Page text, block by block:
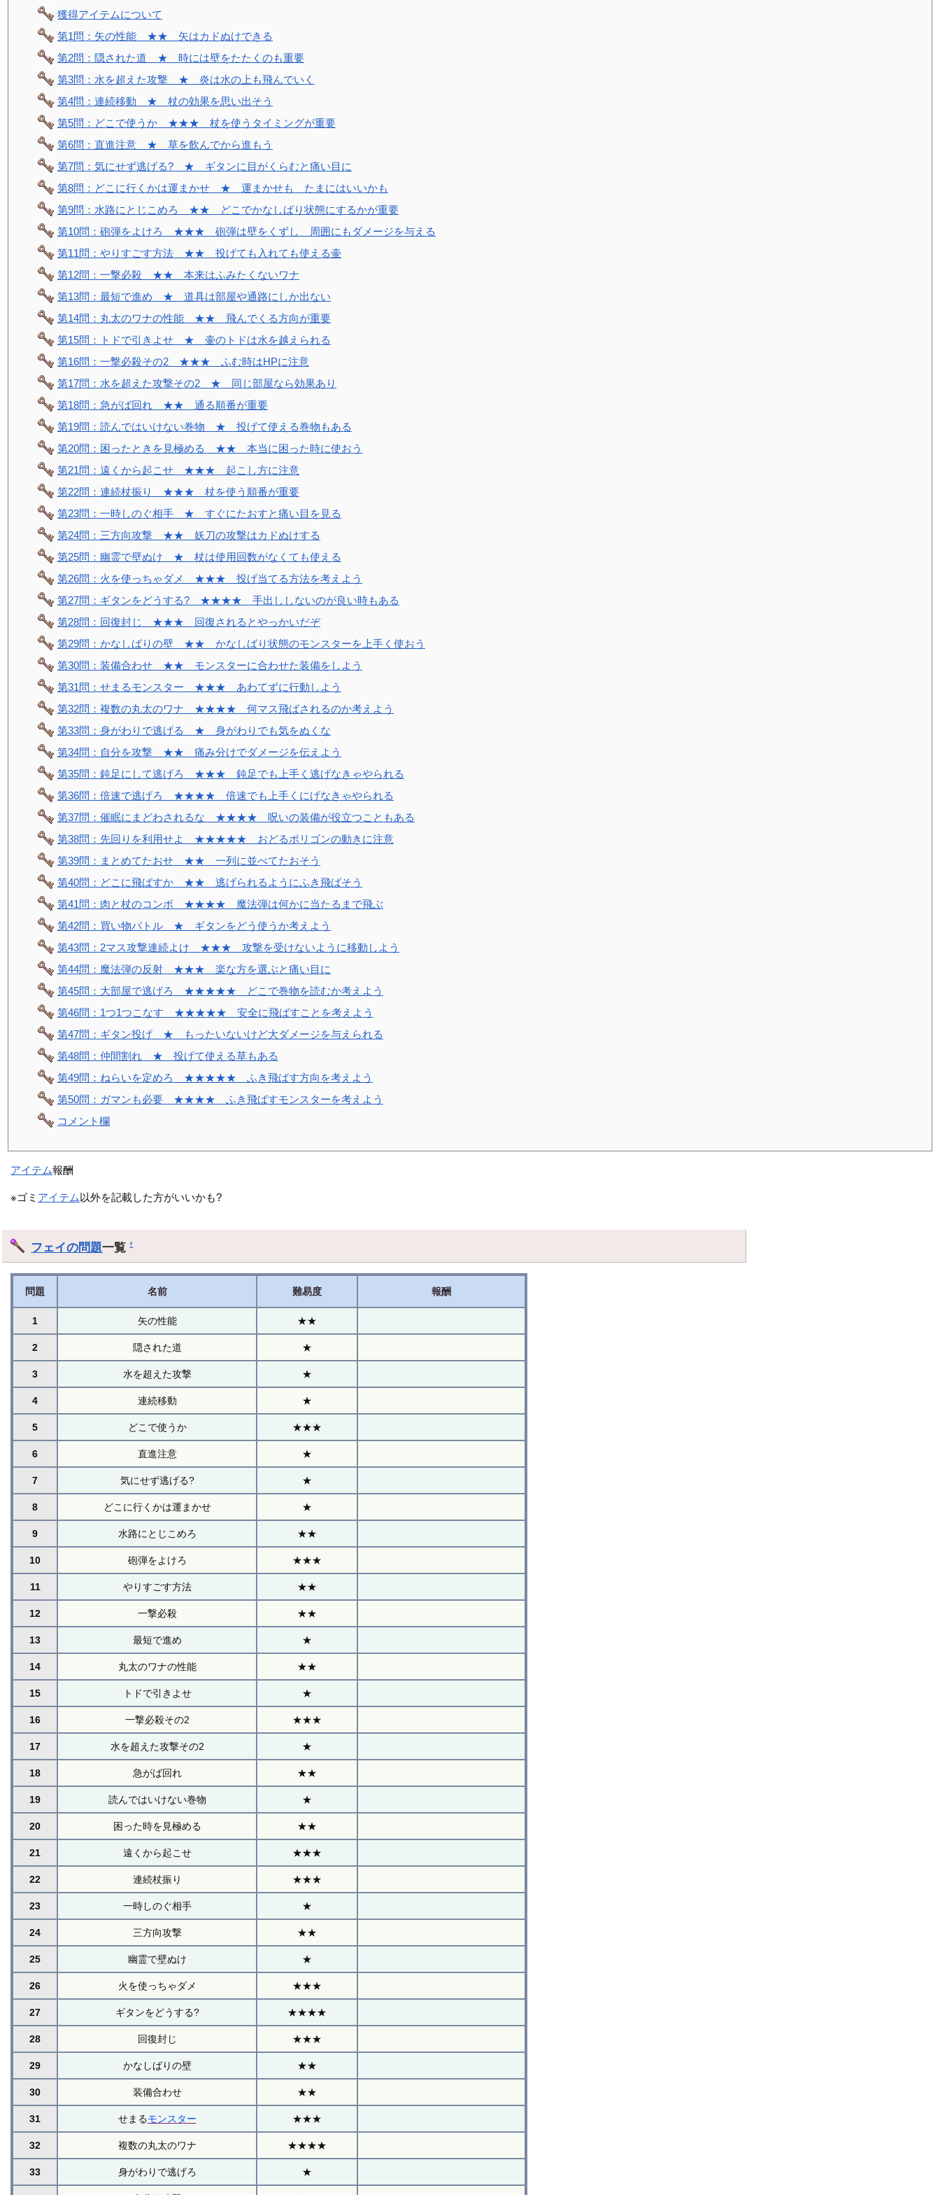
獲得アイテムについて
第1問：矢の性能 ★★ 矢はカドぬけできる
第2問：隠された道 ★ 時には壁をたたくのも重要
第3問：水を超えた攻撃 ★ 炎は水の上も飛んでいく
第4問：連続移動 ★ 杖の効果を思い出そう
第5問：どこで使うか ★★★ 杖を使うタイミングが重要
第6問：直進注意 ★ 草を飲んでから進もう
第7問：気にせず逃げる? ★ ギタンに目がくらむと痛い目に
第8問：どこに行くかは運まかせ ★ 運まかせも たまにはいいかも
第9問：水路にとじこめろ ★★ どこでかなしばり状態にするかが重要
第10問：砲弾をよけろ ★★★ 砲弾は壁をくずし 周囲にもダメージを与える
第11問：やりすごす方法 ★★ 投げても入れても使える壷
第12問：一撃必殺 ★★ 本来はふみたくないワナ
第13問：最短で進め ★ 道具は部屋や通路にしか出ない
第14問：丸太のワナの性能 ★★ 飛んでくる方向が重要
第15問：トドで引きよせ ★ 壷のトドは水を越えられる
第16問：一撃必殺その2 ★★★ ふむ時はHPに注意
第17問：水を超えた攻撃その2 ★ 同じ部屋なら効果あり
第18問：急がば回れ ★★ 通る順番が重要
第19問：読んではいけない巻物 ★ 投げて使える巻物もある
第20問：困ったときを見極める ★★ 本当に困った時に使おう
第21問：遠くから起こせ ★★★ 起こし方に注意
第22問：連続杖振り ★★★ 杖を使う順番が重要
第23問：一時しのぐ相手 ★ すぐにたおすと痛い目を見る
第24問：三方向攻撃 ★★ 妖刀の攻撃はカドぬけする
第25問：幽霊で壁ぬけ ★ 杖は使用回数がなくても使える
第26問：火を使っちゃダメ ★★★ 投げ当てる方法を考えよう
第27問：ギタンをどうする? ★★★★ 手出ししないのが良い時もある
第28問：回復封じ ★★★ 回復されるとやっかいだぞ
第29問：かなしばりの壁 ★★ かなしばり状態のモンスターを上手く使おう
第30問：装備合わせ ★★ モンスターに合わせた装備をしよう
第31問：せまるモンスター ★★★ あわてずに行動しよう
第32問：複数の丸太のワナ ★★★★ 何マス飛ばされるのか考えよう
第33問：身がわりで逃げる ★ 身がわりでも気をぬくな
第34問：自分を攻撃 ★★ 痛み分けでダメージを伝えよう
第35問：鈍足にして逃げろ ★★★ 鈍足でも上手く逃げなきゃやられる
第36問：倍速で逃げろ ★★★★ 倍速でも上手くにげなきゃやられる
第37問：催眠にまどわされるな ★★★★ 呪いの装備が役立つこともある
第38問：先回りを利用せよ ★★★★★ おどるポリゴンの動きに注意
第39問：まとめてたおせ ★★ 一列に並べてたおそう
第40問：どこに飛ばすか ★★ 逃げられるようにふき飛ばそう
第41問：肉と杖のコンボ ★★★★ 魔法弾は何かに当たるまで飛ぶ
第42問：買い物バトル ★ ギタンをどう使うか考えよう
第43問：2マス攻撃連続よけ ★★★ 攻撃を受けないように移動しよう
第44問：魔法弾の反射 ★★★ 楽な方を選ぶと痛い目に
第45問：大部屋で逃げろ ★★★★★ どこで巻物を読むか考えよう
第46問：1つ1つこなす ★★★★★ 安全に飛ばすことを考えよう
第47問：ギタン投げ ★ もったいないけど大ダメージを与えられる
第48問：仲間割れ ★ 投げて使える草もある
第49問：ねらいを定めろ ★★★★★ ふき飛ばす方向を考えよう
第50問：ガマンも必要 ★★★★ ふき飛ばすモンスターを考えよう
コメント欄
アイテム報酬
※ゴミ アイテム 以外を記載した方がいいかも?
フェイの問題一覧†
問題 名前 難易度 報酬
1 矢の性能 ★★
2 隠された道 ★
3 水を超えた攻撃 ★
4 連続移動 ★
5 どこで使うか ★★★
6 直進注意 ★
7 気にせず逃げる? ★
8 どこに行くかは運まかせ ★
9 水路にとじこめろ ★★
10 砲弾をよけろ ★★★
11 やりすごす方法 ★★
12 一撃必殺 ★★
13 最短で進め ★
14 丸太のワナの性能 ★★
15 トドで引きよせ ★
16 一撃必殺その2 ★★★
17 水を超えた攻撃その2 ★
18 急がば回れ ★★
19 読んではいけない巻物 ★
20 困った時を見極める ★★
21 遠くから起こせ ★★★
22 連続杖振り ★★★
23 一時しのぐ相手 ★
24 三方向攻撃 ★★
25 幽霊で壁ぬけ ★
26 火を使っちゃダメ ★★★
27 ギタンをどうする? ★★★★
28 回復封じ ★★★
29 かなしばりの壁 ★★
30 装備合わせ ★★
31 せまるモンスター ★★★
32 複数の丸太のワナ ★★★★
33 身がわりで逃げろ ★